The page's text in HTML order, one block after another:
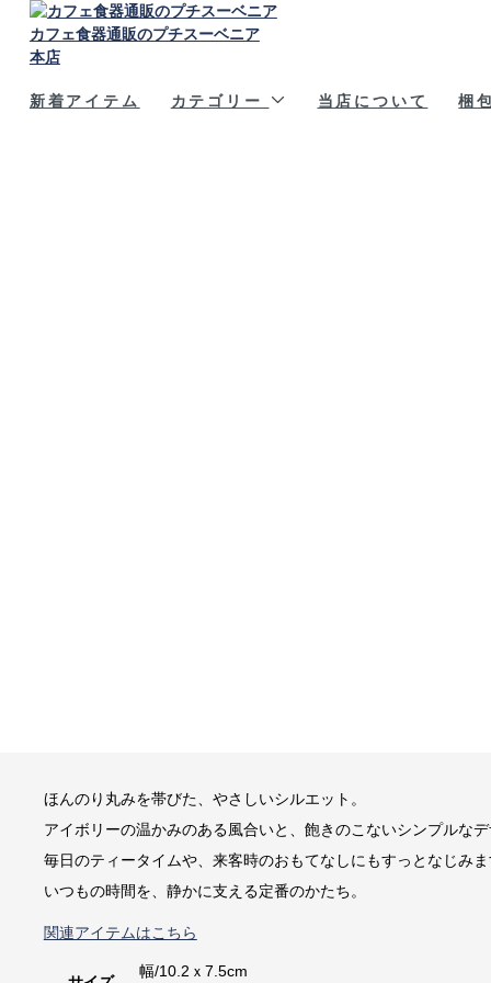
カフェ食器通販のプチスーベニア
本店
新着アイテム カテゴリー 当店について 梱
ほんのり丸みを帯びた、やさしいシルエット。
アイボリーの温かみのある風合いと、飽きのこないシンプルなデ
毎日のティータイムや、来客時のおもてなしにもすっとなじみま
いつもの時間を、静かに支える定番のかたち。
関連アイテムはこちら
幅/10.2ｘ7.5cm